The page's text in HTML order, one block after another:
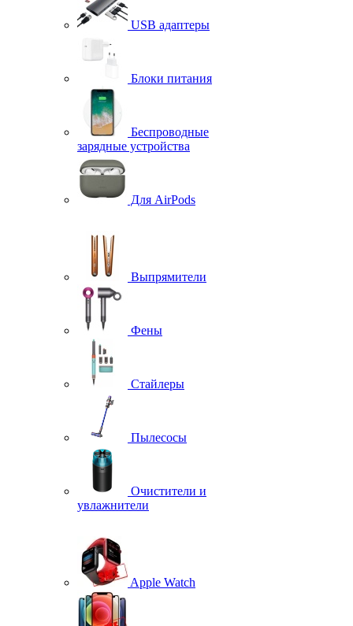
USB адаптеры
Блоки питания
Беспроводные
зарядные устройства
Для AirPods
Выпрямители
Фены
Стайлеры
Пылесосы
Очистители и
увлажнители
Apple Watch